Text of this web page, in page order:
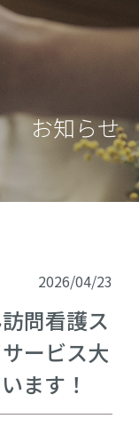
お知らせ
2026/04/23
問看護ス
ービス大
ます！